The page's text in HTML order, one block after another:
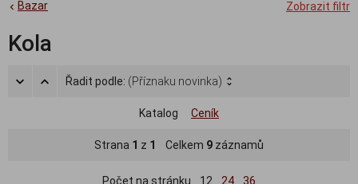
Zobrazit filtr
Bazar
Kola
Řadit podle: (Příznaku novinka)
Katalog Ceník
Strana 1 z 1 Celkem 9 záznamů
Počet na stránku 12 24 36